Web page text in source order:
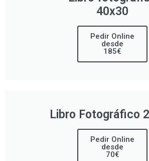
40x30
Pedir Online
desde
185€
Libro Fotográfico
Pedir Online
desde
70€